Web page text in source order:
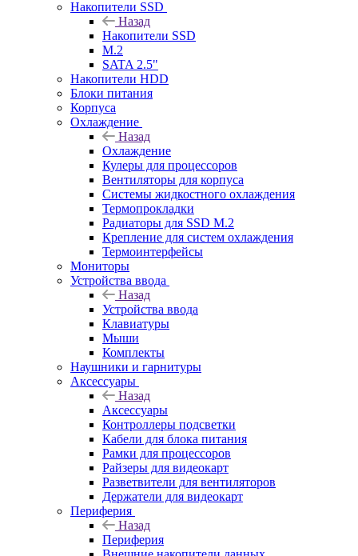
Накопители SSD
Назад
Накопители SSD
M.2
SATA 2.5"
Накопители HDD
Блоки питания
Корпуса
Охлаждение
Назад
Охлаждение
Кулеры для процессоров
Вентиляторы для корпуса
Системы жидкостного охлаждения
Термопрокладки
Радиаторы для SSD M.2
Крепление для систем охлаждения
Термоинтерфейсы
Мониторы
Устройства ввода
Назад
Устройства ввода
Клавиатуры
Мыши
Комплекты
Наушники и гарнитуры
Аксессуары
Назад
Аксессуары
Контроллеры подсветки
Кабели для блока питания
Рамки для процессоров
Райзеры для видеокарт
Разветвители для вентиляторов
Держатели для видеокарт
Периферия
Назад
Периферия